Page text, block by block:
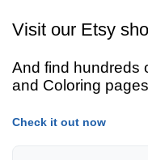
Visit our Etsy
And find hundreds
and Coloring pages
Check it out now